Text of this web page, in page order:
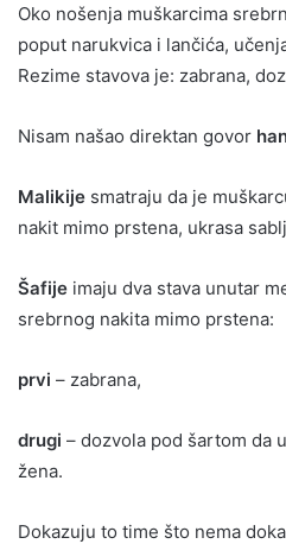
Oko nošenja muškarcima
poput narukvica i lančića,
Rezime stavova je: zabrana,
Nisam našao direktan govor
Malikije smatraju da je
nakit mimo prstena, ukrasa
Šafije imaju dva stava unutar
srebrnog nakita mimo prstena:
prvi – zabrana,
drugi – dozvola pod šartom da
žena.
Dokazuju to time što nema